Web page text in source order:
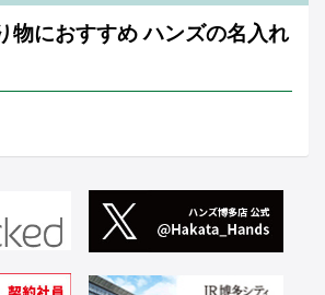
物におすすめ ハンズの名入れ